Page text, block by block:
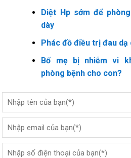
Diệt Hp sớm để
dày
Phác đồ điều trị đau dạ
Bố mẹ bị nhiễm vi
phòng bệnh cho con?